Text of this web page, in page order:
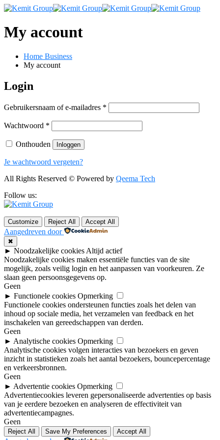
My account
Home Business
My account
Login
Gebruikersnaam of e-mailadres *
Wachtwoord *
Onthouden Inloggen
Je wachtwoord vergeten?
All Rights Reserved © Powered by Qeema Tech
Follow us:
Customize Reject All Accept All
Aangedreven door
✖
► Noodzakelijke cookies Altijd actief
Noodzakelijke cookies maken essentiële functies van de site
mogelijk, zoals veilig login en het aanpassen van voorkeuren. Ze
slaan geen persoonsgegevens op.
Geen
► Functionele cookies Opmerking
Functionele cookies ondersteunen functies zoals het delen van
inhoud op sociale media, het verzamelen van feedback en het
inschakelen van gereedschappen van derden.
Geen
► Analytische cookies Opmerking
Analytische cookies volgen interacties van bezoekers en geven
inzicht in statistieken zoals het aantal bezoekers, bouncepercentage
en verkeersbronnen.
Geen
► Advertentie cookies Opmerking
Advertentiecookies leveren gepersonaliseerde advertenties op basis
van je eerdere bezoeken en analyseren de effectiviteit van
advertentiecampagnes.
Geen
Reject All Save My Preferences Accept All